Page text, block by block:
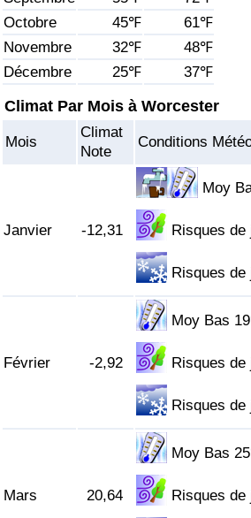
Octobre
45℉
61℉
Novembre
32℉
48℉
Décembre
25℉ 37℉
Climat Par Mois à Worcester
Mois
Climat
Note
Conditions
Janvier -12,31
Moy
Risques
Risques
Février -2,92
Moy Bas
Risques
Risques
Mars 20,64
Moy Bas
Risques
Soins de santé
Indice des soins de santé (Actuel)
Indice des soins de santé par Pays
Indice de Pollution (Actuel)
Indice de pollution
Indice de Pollution par Pays
Indice de Trafic (Actuel)